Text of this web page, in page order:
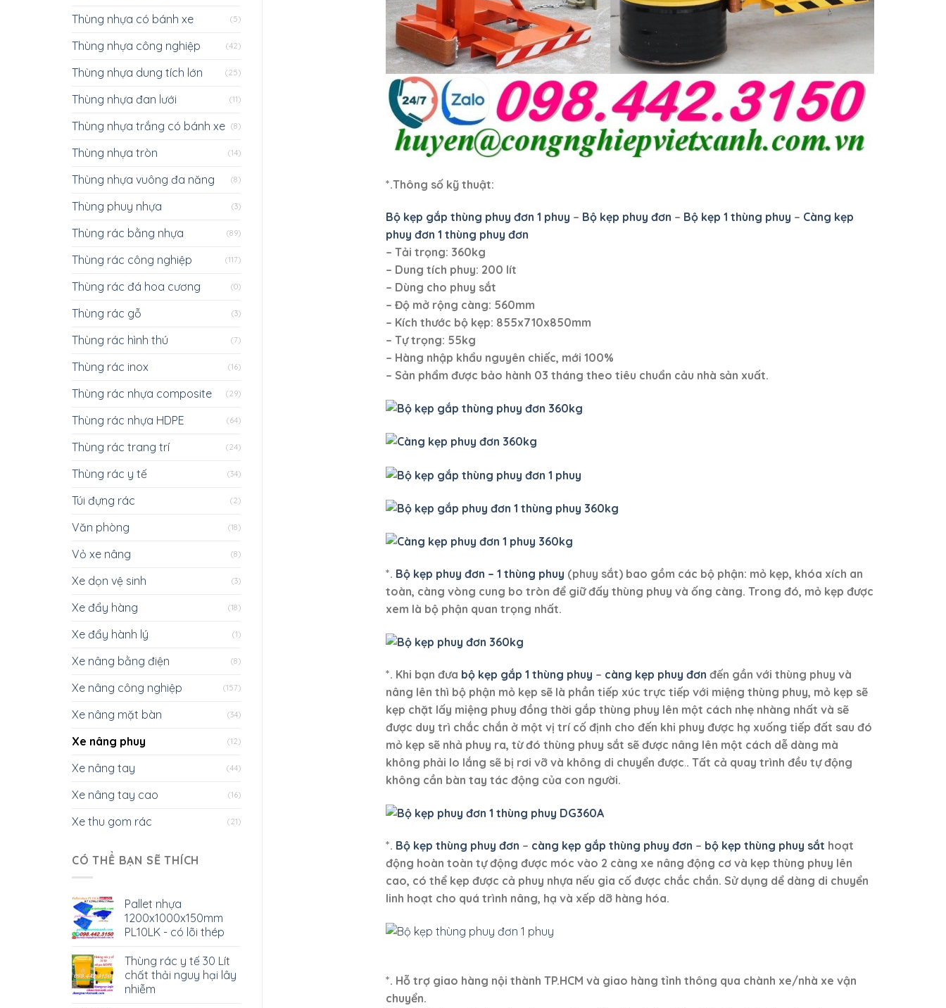
Thùng nhựa có bánh xe (5)
Thùng nhựa công nghiệp (42)
Thùng nhựa dung tích lớn (25)
Thùng nhựa đan lưới (11)
Thùng nhựa trắng có bánh xe (8)
Thùng nhựa tròn (14)
Thùng nhựa vuông đa năng (8)
Thùng phuy nhựa (3)
Thùng rác bằng nhựa (89)
Thùng rác công nghiệp (117)
Thùng rác đá hoa cương (0)
Thùng rác gỗ (3)
Thùng rác hình thú (7)
Thùng rác inox (16)
Thùng rác nhựa composite (29)
Thùng rác nhựa HDPE (64)
Thùng rác trang trí (24)
Thùng rác y tế (34)
Túi đựng rác (2)
Văn phòng (18)
Vỏ xe nâng (8)
Xe dọn vệ sinh (3)
Xe đẩy hàng (18)
Xe đẩy hành lý (1)
Xe nâng bằng điện (8)
Xe nâng công nghiệp (157)
Xe nâng mặt bàn (34)
Xe nâng phuy (12)
Xe nâng tay (44)
Xe nâng tay cao (16)
Xe thu gom rác (21)
CÓ THỂ BẠN SẼ THÍCH
Pallet nhựa
1200x1000x150mm
PL10LK - có lõi thép
Thùng rác y tế 30 Lít
chất thải nguy hại lây
nhiễm
*.Thông số kỹ thuật:
Bộ kẹp gắp thùng phuy đơn 1 phuy – Bộ kẹp phuy đơn – Bộ kẹp 1 thùng phuy – Càng kẹp
phuy đơn 1 thùng phuy đơn
– Tải trọng: 360kg
– Dung tích phuy: 200 lít
– Dùng cho phuy sắt
– Độ mở rộng càng: 560mm
– Kích thước bộ kẹp: 855x710x850mm
– Tự trọng: 55kg
– Hàng nhập khẩu nguyên chiếc, mới 100%
– Sản phẩm được bảo hành 03 tháng theo tiêu chuẩn cảu nhà sản xuất.
*. Bộ kẹp phuy đơn – 1 thùng phuy (phuy sắt) bao gồm các bộ phận: mỏ kẹp, khóa xích an
toàn, càng vòng cung bo tròn để giữ đấy thùng phuy và ống càng. Trong đó, mỏ kẹp được
xem là bộ phận quan trọng nhất.
*. Khi bạn đưa bộ kẹp gắp 1 thùng phuy – càng kẹp phuy đơn đến gần với thùng phuy và
nâng lên thì bộ phận mỏ kẹp sẽ là phần tiếp xúc trực tiếp với miệng thùng phuy, mỏ kẹp sẽ
kẹp chặt lấy miệng phuy đồng thời gắp thùng phuy lên một cách nhẹ nhàng nhất và sẽ
được duy trì chắc chắn ở một vị trí cố định cho đến khi phuy được hạ xuống tiếp đất sau đó
mỏ kẹp sẽ nhả phuy ra, từ đó thùng phuy sắt sẽ được nâng lên một cách dễ dàng mà
không phải lo lắng sẽ bị rơi vỡ và không di chuyển được.. Tất cả quay trình đều tự động
không cần bàn tay tác động của con người.
*. Bộ kẹp thùng phuy đơn – càng kẹp gắp thùng phuy đơn – bộ kẹp thùng phuy sắt hoạt
động hoàn toàn tự động được móc vào 2 càng xe nâng động cơ và kẹp thùng phuy lên
cao, có thể kẹp được cả phuy nhựa nếu gia cố được chắc chắn. Sử dụng dể dàng di chuyển
linh hoạt cho quá trình nâng, hạ và xếp dỡ hàng hóa.
*. Hỗ trợ giao hàng nội thành TP.HCM và giao hàng tỉnh thông qua chành xe/nhà xe vận
chuyển.